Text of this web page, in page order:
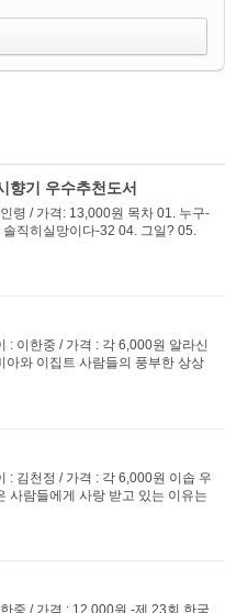
향기 우수추천도서
령 / 가격: 13,000원 목차 01. 누구-
직히실망이다-32 04. 그일? 05.
: 이한중 / 가격 : 각 6,000원 알라신
아와 이집트 사람들의 풍부한 상상
: 김천정 / 가격 : 각 6,000원 이솝 우
사람들에게 사랑 받고 있는 이유는
중 / 가격 : 12,000원 -제 23회 한국